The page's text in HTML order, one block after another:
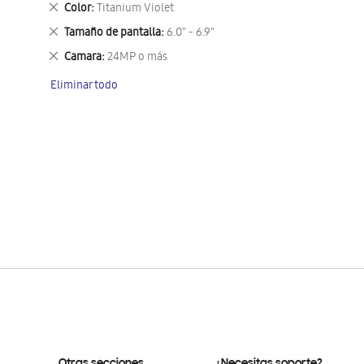
Color Titanium Violet
Eliminar
este
artículo
Tamaño de pantalla 6.0" - 6.9"
Eliminar
este
artículo
Camara 24MP o más
Eliminar
artículo
Eliminar todo